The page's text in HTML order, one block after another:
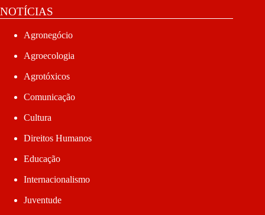
NOTÍCIAS
Agronegócio
Agroecologia
Agrotóxicos
Comunicação
Cultura
Direitos Humanos
Educação
Internacionalismo
Juventude